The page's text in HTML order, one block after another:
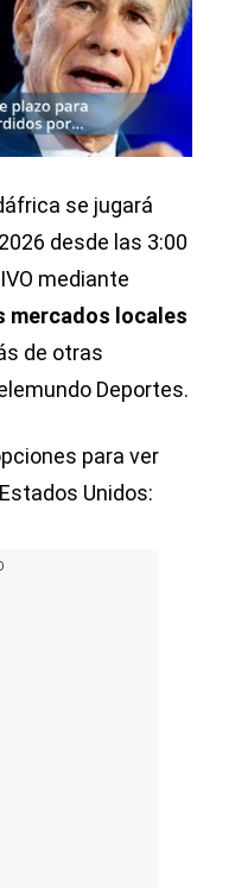
se jugará
desde las 3:00
mediante
mercados locales
de otras
Deportes.
para ver
Unidos: